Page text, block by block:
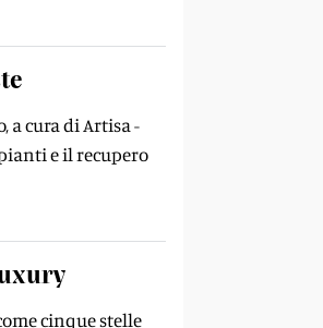
cura di Artisa -
e il recupero
cinque stelle